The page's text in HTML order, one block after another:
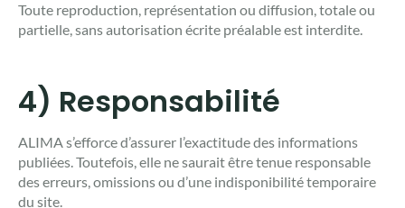
Toute reproduction, représentation ou diffusion, totale ou
partielle, sans autorisation écrite préalable est interdite.
4) Responsabilité
ALIMA s’efforce d’assurer l’exactitude des informations
publiées. Toutefois, elle ne saurait être tenue responsable
des erreurs, omissions ou d’une indisponibilité temporaire
du site.